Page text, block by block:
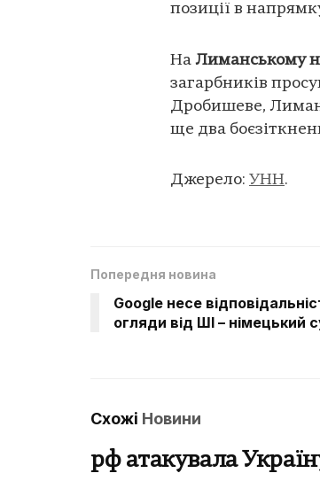
позиції в
На Лиманському
загарбників
Дробишеве,
ще два
Джерело: УНН.
Попередня новина
Google несе
огляди від ШІ – німецький
Схожі Новини
рф атакувала